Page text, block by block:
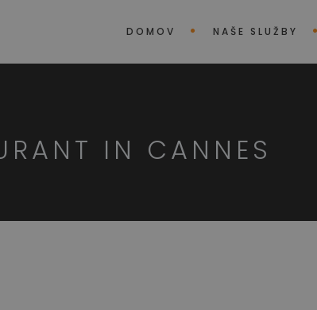
DOMOV NAŠE SLUŽBY
IN CANNES